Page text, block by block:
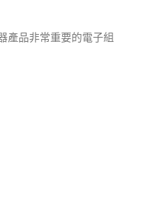
產品非常重要的電子組